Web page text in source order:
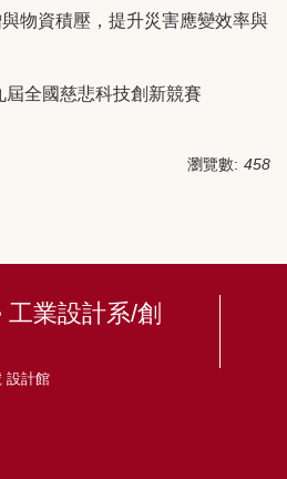
物資積壓，提升災害應變效率與
屆全國慈悲科技創新競賽
瀏覽數: 458
業設計系/創
設計館